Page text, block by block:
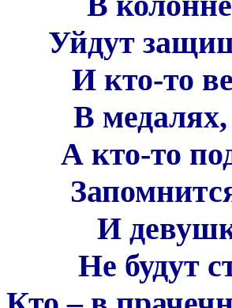
Уйдут
И кто-то
В
А кто-то
И
Не будут